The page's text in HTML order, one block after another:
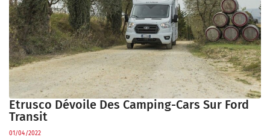
Etrusco Dévoile Des Camping-Cars Sur Ford
Transit
01/04/2022